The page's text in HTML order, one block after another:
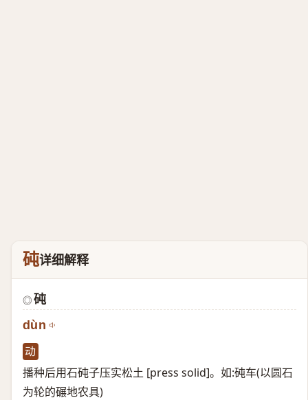
砘详细解释
◎ 砘
dùn
动
播种后用石砘子压实松土 [press solid]。如:砘车(以圆石
为轮的碾地农具)